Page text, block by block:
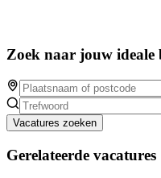
Zoek naar jouw ideale
Vacatures zoeken
Gerelateerde vacatures